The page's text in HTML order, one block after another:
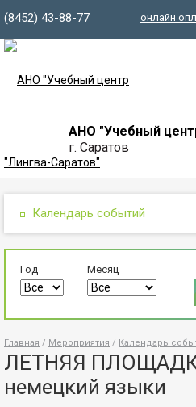
Календарь событий
Год Месяц
Главная Мероприятия Календарь
ЛЕТНЯЯ
немецкий языки
(8452) 43-88-77 онлайн
АНО "Учебный
г. Саратов